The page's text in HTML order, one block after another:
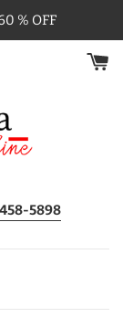
% OFF
5898